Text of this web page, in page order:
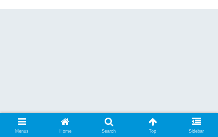
Menus Home Search Top Sidebar